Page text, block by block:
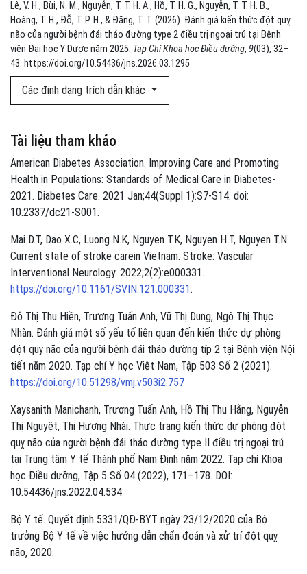
Lê, V. H., Bùi, N. M., Nguyễn, T. T. H. A., Hồ, T. H. G., Nguyễn, T. T. H. B.,
Hoàng, T. H., Đỗ, T. P. H., & Đặng, T. T. (2026). Đánh giá kiến thức đột quỵ
não của người bệnh đái tháo đường type 2 điều trị ngoại trú tại Bệnh
viện Đại học Y Dược năm 2025. Tạp Chí Khoa học Điều dưỡng, 9(03), 32–
43. https://doi.org/10.54436/jns.2026.03.1295
Các định dạng trích dẫn khác
Tài liệu tham khảo
American Diabetes Association. Improving Care and Promoting
Health in Populations: Standards of Medical Care in Diabetes-
2021. Diabetes Care. 2021 Jan;44(Suppl 1):S7-S14. doi:
10.2337/dc21-S001.
Mai D.T, Dao X.C, Luong N.K, Nguyen T.K, Nguyen H.T, Nguyen T.N.
Current state of stroke carein Vietnam. Stroke: Vascular
Interventional Neurology. 2022;2(2):e000331.
https://doi.org/10.1161/SVIN.121.000331 .
Đỗ Thị Thu Hiền, Trương Tuấn Anh, Vũ Thị Dung, Ngô Thị Thục
Nhàn. Đánh giá một số yếu tố liên quan đến kiến thức dự phòng
đột quỵ não của người bệnh đái tháo đường típ 2 tại Bệnh viện Nội
tiết năm 2020. Tạp chí Y học Việt Nam, Tập 503 Số 2 (2021).
https://doi.org/10.51298/vmj.v503i2.757
Xaysanith Manichanh, Trương Tuấn Anh, Hồ Thị Thu Hằng, Nguyễn
Thị Nguyệt, Thị Hương Nhài. Thực trạng kiến thức dự phòng đột
quỵ não của người bệnh đái tháo đường type II điều trị ngoại trú
tại Trung tâm Y tế Thành phố Nam Định năm 2022. Tạp chí Khoa
học Điều dưỡng, Tập 5 Số 04 (2022), 171–178. DOI:
10.54436/jns.2022.04.534
Bộ Y tế. Quyết định 5331/QĐ-BYT ngày 23/12/2020 của Bộ
trưởng Bộ Y tế về việc hướng dẫn chẩn đoán và xử trí đột quỵ
não, 2020.